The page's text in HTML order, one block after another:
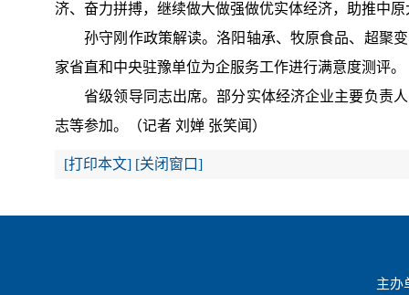
济、奋力拼搏，继续做大做强做优实体经济，助推中
孙守刚作政策解读。洛阳轴承、牧原食品、超聚变
家省直和中央驻豫单位为企服务工作进行满意度测评。
省级领导同志出席。部分实体经济企业主要负责人
志等参加。（记者 刘婵 张笑闻）
[打印本文] [关闭窗口]
主办